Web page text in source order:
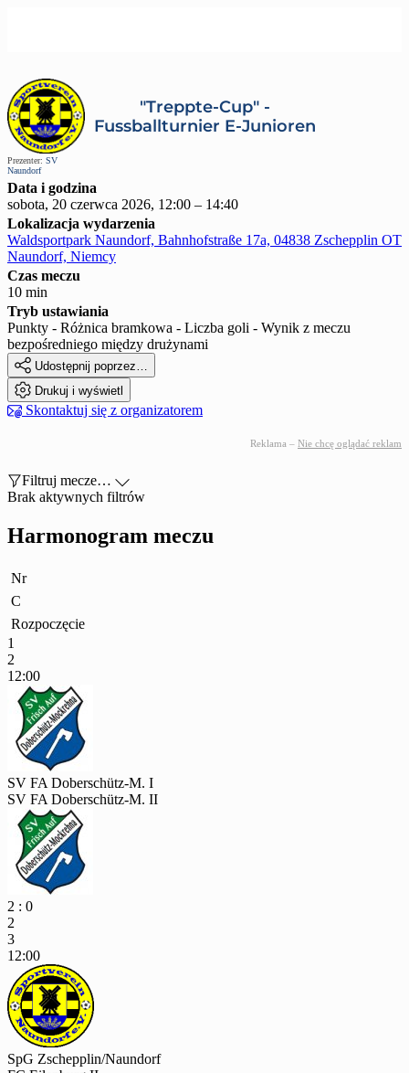
Prezenter: SV
Naundorf
"Treppte-Cup" -
Fussballturnier E-Junioren
Data i godzina
sobota, 20 czerwca 2026, 12:00 – 14:40
Lokalizacja wydarzenia
Waldsportpark Naundorf, Bahnhofstraße 17a, 04838 Zschepplin OT
Naundorf, Niemcy
Czas meczu
10 min
Tryb ustawiania
Punkty - Różnica bramkowa - Liczba goli - Wynik z meczu
bezpośredniego między drużynami
 Udostępnij poprzez…
 Drukuj i wyświetl
 Skontaktuj się z organizatorem
Reklama – Nie chcę oglądać reklam
Filtruj mecze… 
Brak aktywnych filtrów
Harmonogram meczu
Nr
C
Rozpoczęcie
1
2
12:00
SV FA Doberschütz-M. I
SV FA Doberschütz-M. II
2 : 0
2
3
12:00
SpG Zschepplin/Naundorf